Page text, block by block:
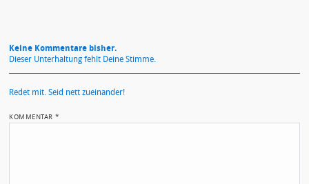
Keine Kommentare bisher.
Dieser Unterhaltung fehlt Deine Stimme.
Redet mit. Seid nett zueinander!
KOMMENTAR*